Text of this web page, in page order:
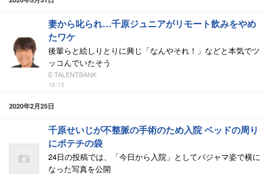
妻から叱られ…千原ジュニアがリモート飲みをやめ
たワケ
後輩らと絵しりとりに興じ「なんやそれ！」などと本気でツ
ッコんでいたそう
E-TALENTBANK
18:15
2020年2月25日
千原せいじが不整脈の手術のため入院 ベッドの周り
にポテチの袋
24日の投稿では、「今日から入院」としてパジャマ姿で横に
なった写真を公開